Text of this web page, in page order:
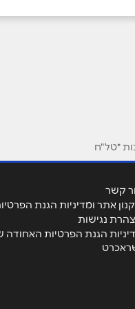
הגליל 17
קניון חיפה משה פילמן 4
*טל"ח
קשר
אתר ומדיניות הגנת
נגישות
הגנת הפרטיות האחודה